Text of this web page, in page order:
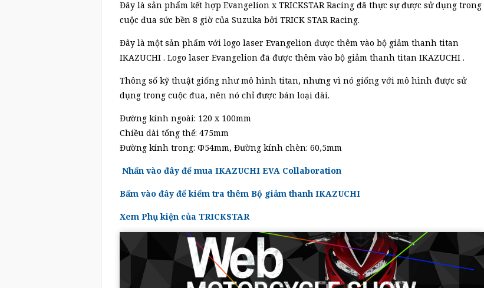
Đây là sản phẩm kết hợp Evangelion x TRICKSTAR Racing đã thực sự được sử dụng trong
cuộc đua sức bền 8 giờ của Suzuka bởi TRICK STAR Racing.
Đây là một sản phẩm với logo laser Evangelion được thêm vào bộ giảm thanh titan
IKAZUCHI . Logo laser Evangelion đã được thêm vào bộ giảm thanh titan IKAZUCHI .
Thông số kỹ thuật giống như mô hình titan, nhưng vì nó giống với mô hình được sử
dụng trong cuộc đua, nên nó chỉ được bán loại dài.
Đường kính ngoài: 120 x 100mm
Chiều dài tổng thể: 475mm
Đường kính trong: Φ54mm, Đường kính chèn: 60,5mm
Nhấn vào đây để mua IKAZUCHI EVA Collaboration
Bấm vào đây để kiểm tra thêm Bộ giảm thanh IKAZUCHI
Xem Phụ kiện của TRICKSTAR